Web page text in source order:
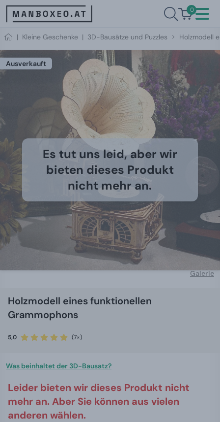
0
| Kleine Geschenke | 3D-Bausätze und Puzzles Holzmodell
Ausverkauft
Es tut uns leid, aber wir
bieten dieses Produkt
nicht mehr an.
Galerie
Holzmodell eines funktionellen
Grammophons
5,0 (7×)
Was beinhaltet der 3D-Bausatz?
Leider bieten wir dieses Produkt nicht
mehr an. Aber Sie können aus vielen
anderen wählen.